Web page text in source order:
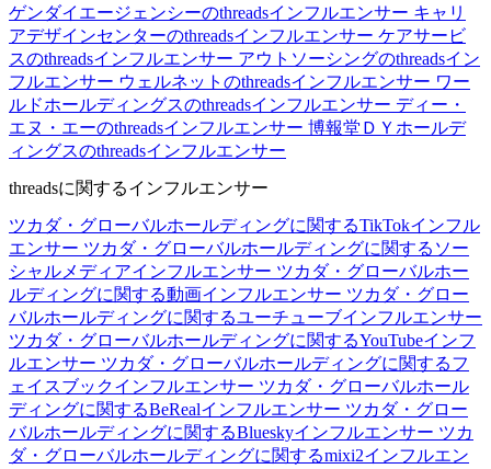
ゲンダイエージェンシーのthreadsインフルエンサー キャリ
アデザインセンターのthreadsインフルエンサー ケアサービ
スのthreadsインフルエンサー アウトソーシングのthreadsイン
フルエンサー ウェルネットのthreadsインフルエンサー ワー
ルドホールディングスのthreadsインフルエンサー ディー・
エヌ・エーのthreadsインフルエンサー 博報堂ＤＹホールデ
ィングスのthreadsインフルエンサー
threadsに関するインフルエンサー
ツカダ・グローバルホールディングに関するTikTokインフル
エンサー ツカダ・グローバルホールディングに関するソー
シャルメディアインフルエンサー ツカダ・グローバルホー
ルディングに関する動画インフルエンサー ツカダ・グロー
バルホールディングに関するユーチューブインフルエンサー
ツカダ・グローバルホールディングに関するYouTubeインフ
ルエンサー ツカダ・グローバルホールディングに関するフ
ェイスブックインフルエンサー ツカダ・グローバルホール
ディングに関するBeRealインフルエンサー ツカダ・グロー
バルホールディングに関するBlueskyインフルエンサー ツカ
ダ・グローバルホールディングに関するmixi2インフルエン